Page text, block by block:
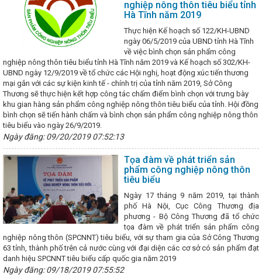
HÀ TĨNH TRIỂN KHAI CHƯƠNG TRÌNH HÀNH ĐỘNG QUỐC
BỀN VỮNG GIAI ĐOẠN 2026 - 2030
Hà Tĩnh kêu gọi người
Đại tiệc của âm thanh, ánh sáng - Đêm hội Countdown lớn
Tĩnh 3 tháng đầu năm tiếp tục xu hướng phục hồi
Trình Quốc
Toàn văn phát biểu khai mạc Hội nghị
Tô Lâm
Thủ tướng Phạm Minh Chính kết thúc tốt đẹp chuyến
Độ
Sáng nay Quốc hội chốt mô hình chính quyền địa phương và
thành lập công ty sản xuất thép VinMetal tại Hà Tĩnh, đầu tư
Tất Thắng được bầu giữ chức Phó Chủ tịch UBND tỉnh Hà Tĩnh
13
Đại hội điểm Công đoàn Công ty cổ phần Phát triển công
mại Hà Tĩnh
Khai mạc Hội chợ Quốc tế Hàng lang kinh tế
2024
Phiên họp thường kỳ UBND tỉnh tháng 9/2025
Nghệ Tĩnh công suất 100 triệu lít/năm
tại Hội chợ quốc tế Thương mại, Du lịch và Đầu tư Hành lang kinh
Nẵng 2024
Hội đàm giữa Bộ trưởng Nguyễn Hồng Diên và đồng
ủy Khu tự trị dân tộc Choang Quảng Tây, Trung Quốc
Chủ tịch
tra sản xuất tại Khu kinh tế Vũng Áng
định về tổ chức bộ máy và cán bộ
LIỆU NỔ CÔNG NGHIỆP NĂM 2026
Hà Tĩnh thông báo điều
nhiệm kỳ 2025-2030
Quy định về áp dụng, sử dụng văn bản,
khi sắp xếp
Đảng uỷ Khối CCQ&DN tỉnh tổ chức Hội thi Dân
Rica trở thành quốc gia thứ 73 công nhận Việt Nam là quốc gia có
tin và Truyền thông Hà Tĩnh - 20 năm một chặng đường
nhà đầu tư trạm sạc điện
Nâng cao chất lượng công tác tham
cấp ủy trong kỷ nguyên chuyển đổi số
Nhiều cơ hội thu hút
nghiệp Hà Tĩnh tại Hội chợ thương mại quốc tế Vietnam Expo 2023
nghiệp nông thôn tiêu biểu tỉnh
Hà Tĩnh năm 2019
Thực hiện Kế hoạch số 122/KH-UBND
ngày 06/5/2019 của UBND tỉnh Hà Tĩnh
về việc bình chọn sản phẩm công
nghiệp nông thôn tiêu biểu tỉnh Hà Tĩnh năm 2019 và Kế hoạch số 302/KH-
UBND ngày 12/9/2019 về tổ chức các Hội nghị, hoạt động xúc tiến thương
mại gắn với các sự kiện kinh tế - chính trị của tỉnh năm 2019, Sở Công
Thương sẽ thực hiện kết hợp công tác chấm điểm bình chọn với trưng bày
khu gian hàng sản phẩm công nghiệp nông thôn tiêu biểu của tỉnh. Hội đồng
bình chọn sẽ tiến hành chấm và bình chọn sản phẩm công nghiệp nông thôn
tiêu biểu vào ngày 26/9/2019.
Ngày đăng: 09/20/2019 07:52:13
Tọa đàm về phát triển sản
phẩm công nghiệp nông thôn
tiêu biểu
Ngày 17 tháng 9 năm 2019, tại thành
phố Hà Nội, Cục Công Thương địa
phương - Bộ Công Thương đã tổ chức
tọa đàm về phát triển sản phẩm công
nghiệp nông thôn (SPCNNT) tiêu biểu, với sự tham gia của Sở Công Thương
63 tỉnh, thành phố trên cả nước cùng với đại diện các cơ sở có sản phẩm đạt
danh hiệu SPCNNT tiêu biểu cấp quốc gia năm 2019
Ngày đăng: 09/18/2019 07:55:52